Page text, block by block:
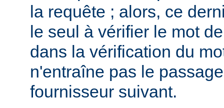
la requête ; alors, ce
le seul à vérifier le mot
dans la vérification du
n'entraîne pas le
fournisseur suivant.